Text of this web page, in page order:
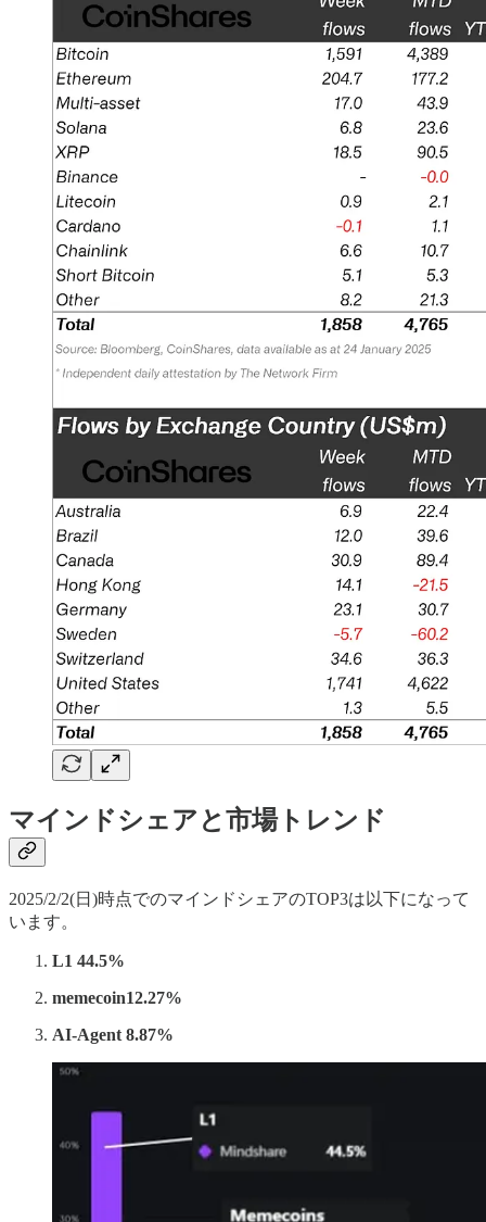
マインドシェアと市場トレンド
2025/2/2(日)時点でのマインドシェアのTOP3は以下になって
います。
L1 44.5%
memecoin12.27%
AI-Agent 8.87%